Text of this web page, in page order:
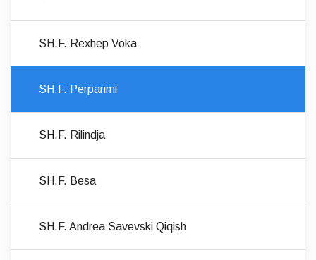
SH.F. Rexhep Voka
SH.F. Perparimi
SH.F. Rilindja
SH.F. Besa
SH.F. Andrea Savevski Qiqish